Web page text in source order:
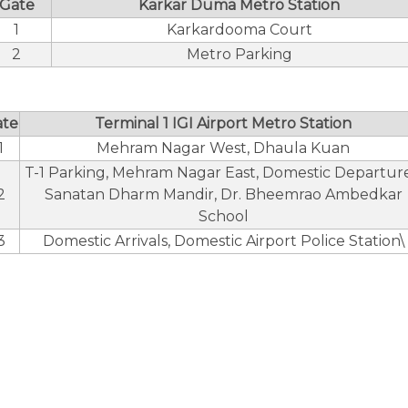
Karkar Duma Metro Station
1
Karkardooma Court
2
Metro Parking
Terminal 1 IGI Airport Metro Station
Mehram Nagar West, Dhaula Kuan
T-1 Parking, Mehram Nagar East, Domestic
Sanatan Dharm Mandir, Dr. Bheemrao Ambedkar
School
Domestic Arrivals, Domestic Airport Police Station\